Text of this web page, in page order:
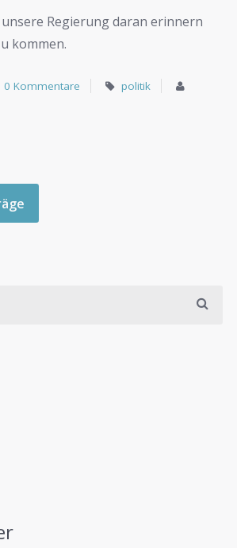
Regierung daran erinnern
kommen.
0 Kommentare
politik